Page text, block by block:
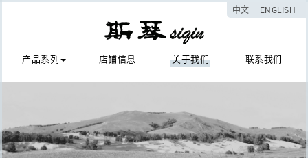
中文 ENGLISH
产品系列 店铺信息 关于我们 联系我们